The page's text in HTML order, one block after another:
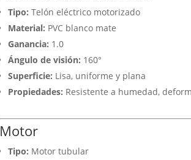
Tipo: Telón eléctrico motorizado
Material: PVC blanco mate
Ganancia: 1.0
Ángulo de visión: 160°
Superficie: Lisa, uniforme y plana
Propiedades: Resistente a humedad,
Motor
Tipo: Motor tubular